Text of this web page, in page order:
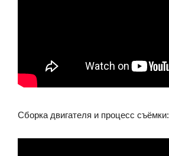
Сборка двигателя и процесс съёмки: